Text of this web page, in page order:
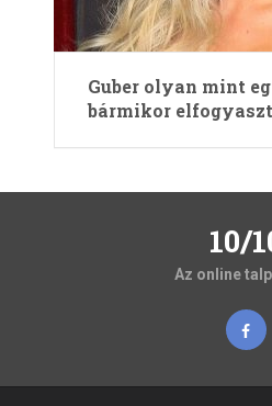
Guber olyan mint
bármikor
10/
Az online